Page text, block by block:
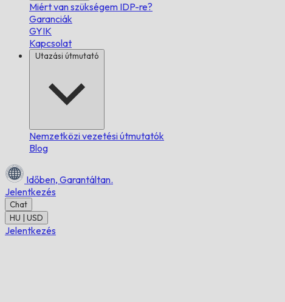
Miért van szükségem IDP-re?
Garanciák
GYIK
Kapcsolat
Utazási útmutató
Nemzetközi vezetési útmutatók
Blog
Időben, Garantáltan.
Jelentkezés
Chat
HU | USD
Jelentkezés